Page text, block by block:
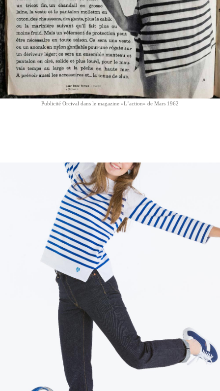
Publicité Orcival dans le magazine «Lʼaction» de Mars 1962